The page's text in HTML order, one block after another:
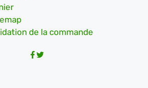
de la commande